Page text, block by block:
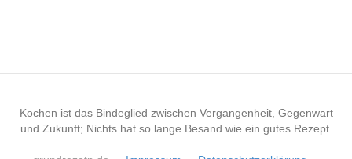
Kochen ist das Bindeglied zwischen Vergangenheit, Gegenwart
und Zukunft; Nichts hat so lange Besand wie ein gutes Rezept.